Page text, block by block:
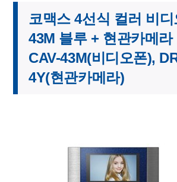
코맥스 4선식 컬러 비디
43M 블루 + 현관카메라
CAV-43M(비디오폰),
4Y(현관카메라)